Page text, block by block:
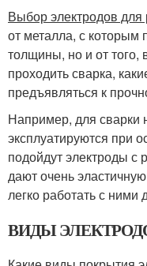
Выбор электродов для
от металла, с которым
толщины, но и от того,
проходить сварка,
предъявляться к
Например, для сварки
эксплуатируются при
подойдут электроды
дают очень
легко работать с ними
ВИДЫ